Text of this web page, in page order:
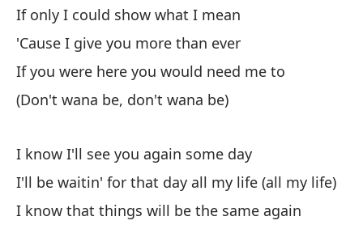
If only I could show what I mean
'Cause I give you more than ever
If you were here you would need me to
(Don't wana be, don't wana be)
I know I'll see you again some day
I'll be waitin' for that day all my life (all my life)
I know that things will be the same again